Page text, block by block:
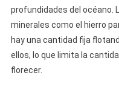
profundidades del océano.
minerales como el hierro
hay una cantidad fija
ellos, lo que limita la
florecer.